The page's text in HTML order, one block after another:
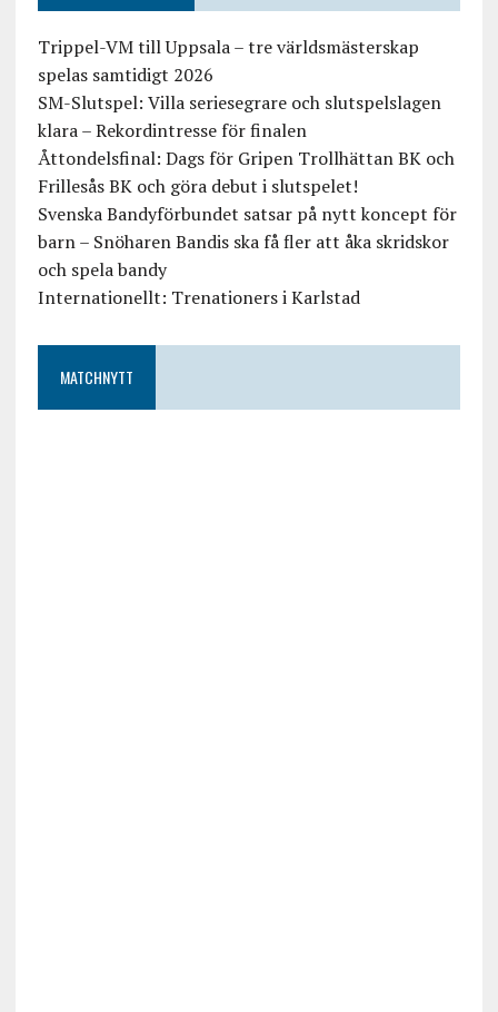
Trippel-VM till Uppsala – tre världsmästerskap
spelas samtidigt 2026
SM-Slutspel: Villa seriesegrare och slutspelslagen
klara – Rekordintresse för finalen
Åttondelsfinal: Dags för Gripen Trollhättan BK och
Frillesås BK och göra debut i slutspelet!
Svenska Bandyförbundet satsar på nytt koncept för
barn – Snöharen Bandis ska få fler att åka skridskor
och spela bandy
Internationellt: Trenationers i Karlstad
MATCHNYTT